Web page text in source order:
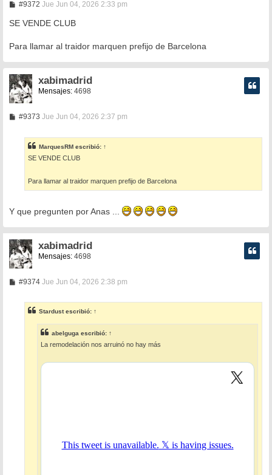
#9372M
n
j
Jue Jun 04, 2026 2:33 pm
SE VENDE CLUB
Para llamar al traidor marquen prefijo de Barcelona
xabimadrid
Mensajes:4698
#9373M
a
j
Jue Jun 04, 2026 2:37 pm
MarquesRM escribió: ↑
SE VENDE CLUB
Para llamar al traidor marquen prefijo de Barcelona
Y que pregunten por Anas ...
xabimadrid
Mensajes:4698
#9374M
a
j
e
Jue Jun 04, 2026 2:38 pm
Stardustescribió: ↑
abelguga escribió: ↑
La remodelación nos arruinó no hay más